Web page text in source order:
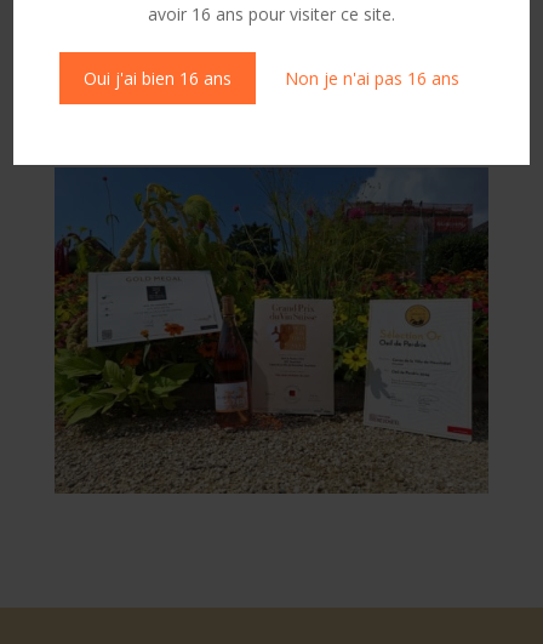
avoir 16 ans pour visiter ce site.
Oui j'ai bien 16 ans Non je n'ai pas 16 ans
Après la médaille d’Or à la Sélection neuchâteloise et
au Mondial des Pinots, c’est au Grand Prix du Vin